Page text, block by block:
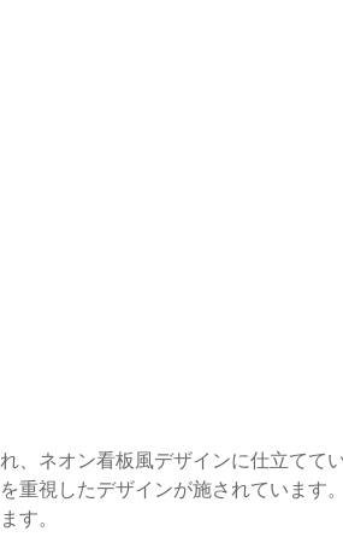
、ネオン看板風デザインに仕立てて
重視したデザインが施されています
す。